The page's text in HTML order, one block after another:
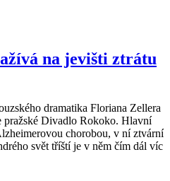
na jevišti ztrátu
dramatika Floriana Zellera
pražské Divadlo Rokoko. Hlavní
chorobou, v ní ztvární
svět tříští je v něm čím dál víc